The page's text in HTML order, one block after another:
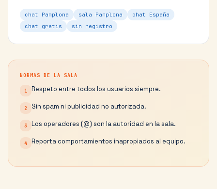
chat Pamplona sala Pamplona
chat España
chat gratis
sin registro
NORMAS DE LA SALA
1 Respeto entre todos los usuarios siempre.
2 Sin spam ni publicidad no autorizada.
3 Los operadores (@) son la autoridad en la sala.
4 Reporta comportamientos inapropiados al equipo.